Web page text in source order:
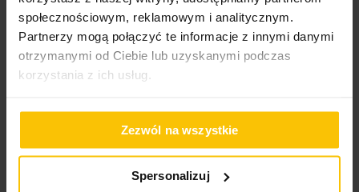
społecznościowym, reklamowym i analitycznym.
Partnerzy mogą połączyć te informacje z innymi danymi
otrzymanymi od Ciebie lub uzyskanymi podczas
korzystania z ich usług.
Zezwól na wszystkie
Spersonalizuj